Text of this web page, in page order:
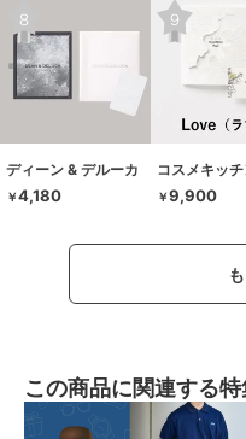
ディーン & デルーカ
￥4,180
コスメキッ
￥9,900
この商品に関連する特